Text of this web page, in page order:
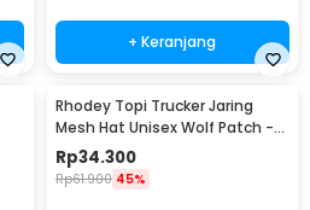
+ Keranjang
Rhodey Topi Trucker Jaring
Mesh Hat Unisex Wolf Patch -
DH-YK
Rp34.300
Rp61.900 45%